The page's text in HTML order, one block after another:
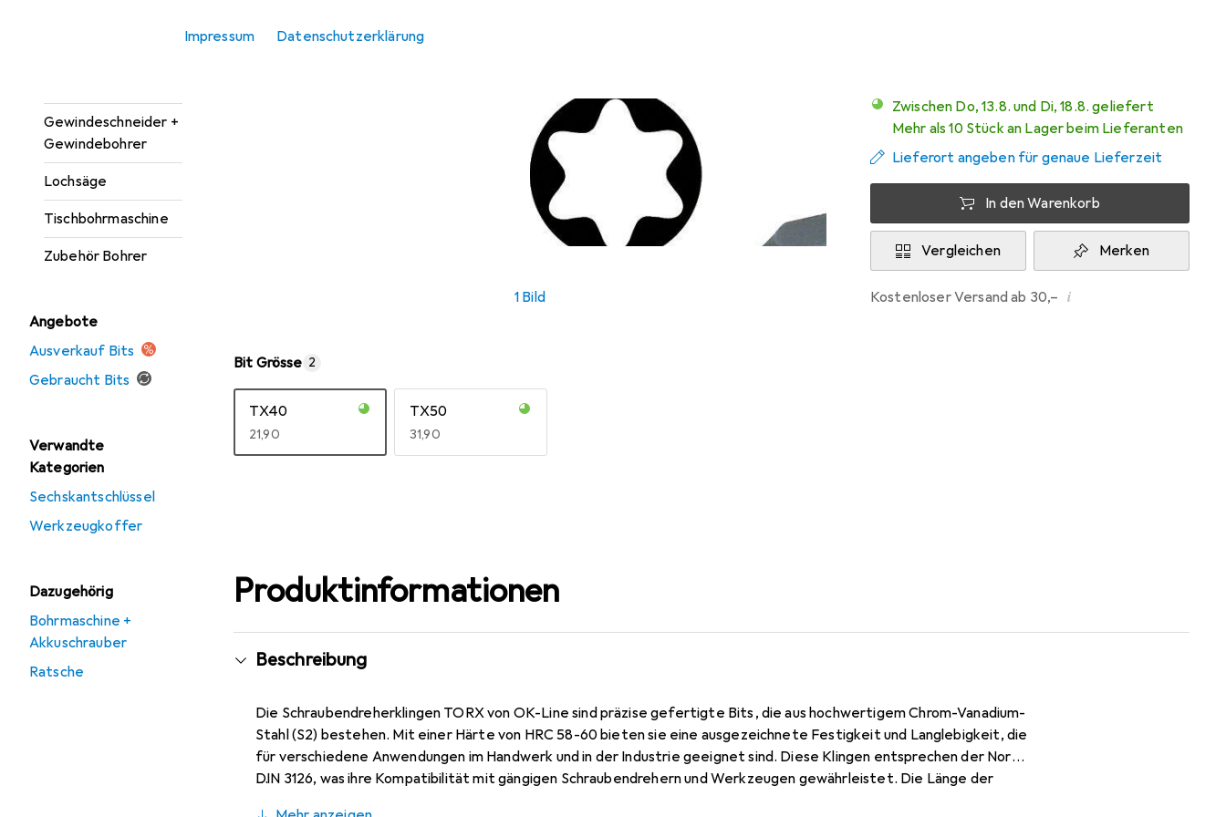
Impressum Datenschutzerklärung
Gewindeschneider +
Gewindebohrer
Lochsäge
Tischbohrmaschine
Zubehör Bohrer
Angebote
Ausverkauf Bits
Gebraucht Bits
Verwandte
Kategorien
Sechskantschlüssel
Werkzeugkoffer
Dazugehörig
Bohrmaschine +
Akkuschrauber
Ratsche
1 Bild
Zwischen Do, 13.8. und Di, 18.8. geliefert
Mehr als 10 Stück an Lager beim Lieferanten
Lieferort angeben für genaue Lieferzeit
In den Warenkorb
Vergleichen Merken
Kostenloser Versand ab 30,– i
Bit Grösse 2
TX40
EUR
21,90
TX50
EUR
31,90
Produktinformationen
Beschreibung
Die Schraubendreherklingen TORX von OK-Line sind präzise gefertigte Bits, die aus hochwertigem Chrom-Vanadium-
Stahl (S2) bestehen. Mit einer Härte von HRC 58-60 bieten sie eine ausgezeichnete Festigkeit und Langlebigkeit, die
für verschiedene Anwendungen im Handwerk und in der Industrie geeignet sind. Diese Klingen entsprechen der Norm
DIN 3126, was ihre Kompatibilität mit gängigen Schraubendrehern und Werkzeugen gewährleistet. Die Länge der